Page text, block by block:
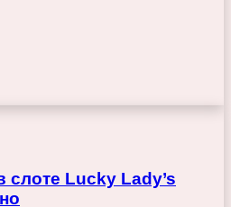
слоте Lucky Lady’s